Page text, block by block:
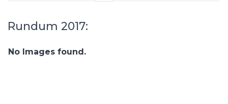
Rundum 2017:
No Images found.